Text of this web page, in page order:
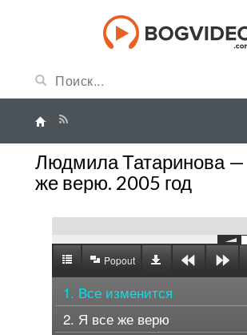
Людмила Татаринова
же верю. 2005 год
Popout
1. Все изменится
2. Я все же верю